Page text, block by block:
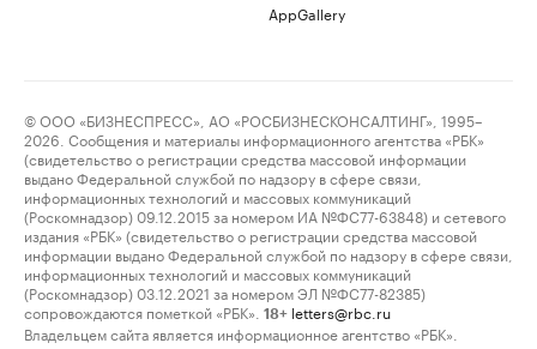
AppGallery
© ООО «БИЗНЕСПРЕСС», АО «РОСБИЗНЕСКОНСАЛТИНГ», 1995–
2026. Сообщения и материалы информационного агентства «РБК»
(свидетельство о регистрации средства массовой информации
выдано Федеральной службой по надзору в сфере связи,
информационных технологий и массовых коммуникаций
(Роскомнадзор) 09.12.2015 за номером ИА №ФС77-63848) и сетевого
издания «РБК» (свидетельство о регистрации средства массовой
информации выдано Федеральной службой по надзору в сфере связи,
информационных технологий и массовых коммуникаций
(Роскомнадзор) 03.12.2021 за номером ЭЛ №ФС77-82385)
сопровождаются пометкой «РБК».
18+ letters@rbc.ru
Владельцем сайта является информационное агентство «РБК».